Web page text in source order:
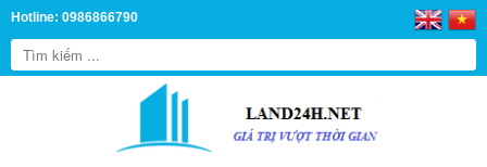
Hotline: 0986866790